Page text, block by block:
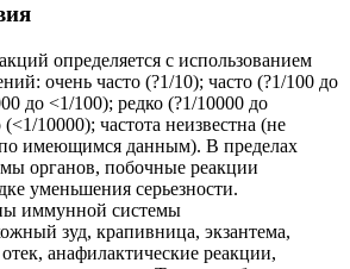
определяется с использованием
очень часто (?1/10); часто (?1/100 до
до <1/100); редко (?1/10000 до
10000); частота неизвестна (не
имеющимся данным). В пределах
органов, побочные реакции
уменьшения серьезности.
иммунной системы
зуд, крапивница, экзантема,
анафилактические реакции,